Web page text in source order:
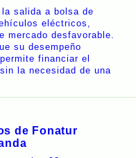
salida a bolsa de
eléctricos,
mercado desfavorable.
su desempeño
financiar el
la necesidad de una
de Fonatur